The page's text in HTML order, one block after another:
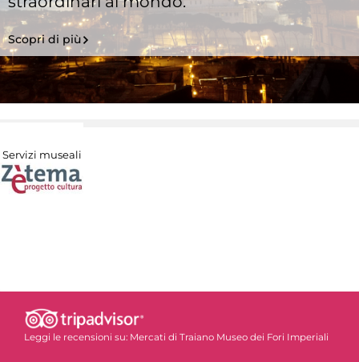
Scopri di più
Servizi museali
Leggi le recensioni su: Mercati di Traiano Museo dei Fori Imperiali